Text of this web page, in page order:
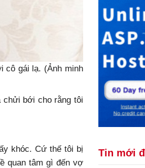
cô gái lạ. (Ảnh minh
chửi bới cho rằng tôi
khóc. Cứ thế tôi bị
quan tâm gì đến vợ
Tin mới